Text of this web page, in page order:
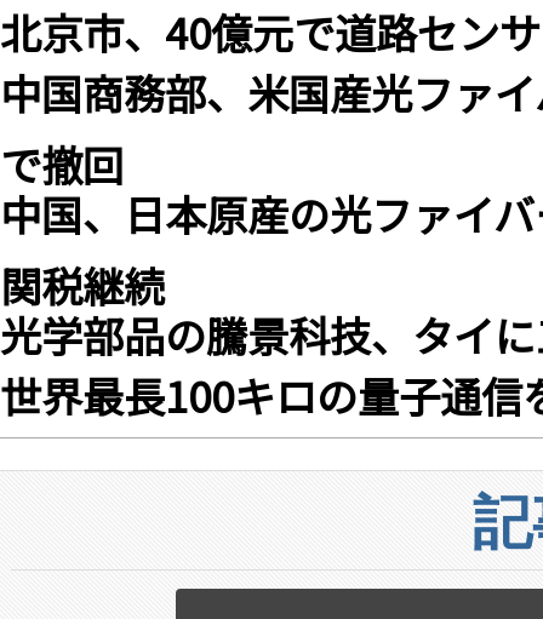
北京市、40億元で道路セン
中国商務部、米国産光ファ
で撤回
中国、日本原産の光ファイ
関税継続
光学部品の騰景科技、タイ
世界最長100キロの量子通信